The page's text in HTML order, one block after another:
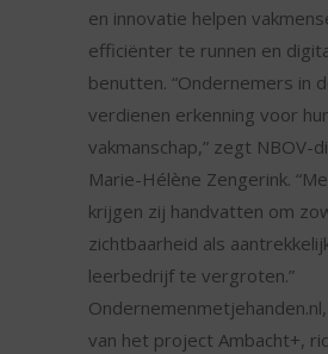
en innovatie helpen
efficiënter te runnen en
benutten. “Ondernemers in
verdienen erkenning voor
vakmanschap,” zegt NBOV-
Marie-Hélène Zengerink.
krijgen zij handvatten om
zichtbaarheid als
leerbedrijf te vergroten.”
van het project Ambacht+,